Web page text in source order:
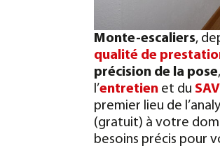
Monte-escaliers,
qualité de
précision de la pose
l’entretien et du SAV
premier lieu de
(gratuit) à votre
besoins précis pour